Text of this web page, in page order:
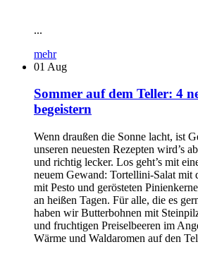
...
mehr
01 Aug
Sommer auf dem Teller: 4
begeistern
Wenn draußen die Sonne lacht, ist
unseren neuesten Rezepten wird’s
und richtig lecker. Los geht’s mit
neuem Gewand: Tortellini-Salat mit
mit Pesto und gerösteten
an heißen Tagen. Für alle, die es
haben wir Butterbohnen mit
und fruchtigen Preiselbeeren im
Wärme und Waldaromen auf den